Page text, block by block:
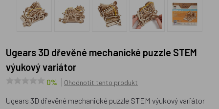
Ugears 3D dřevěné mechanické puzzle STEM
výukový variátor
0% Ohodnotit tento produkt
Ugears 3D dřevěné mechanické puzzle STEM výukový variátor